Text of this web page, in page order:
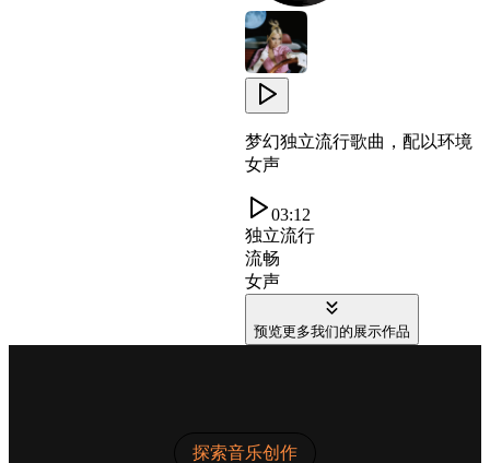
梦幻独立流行歌曲，配以环境
女声
03:12
独立流行
流畅
女声
预览更多我们的展示作品
探索音乐创作